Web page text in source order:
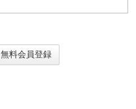
無料会員登録